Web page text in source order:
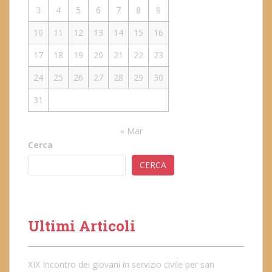
3
4 5 6 7 8
9
10
11 12 13 14 15
16
17
18 19 20 21 22
23
24
25 26 27 28 29
30
31
« Mar
Cerca
CERCA
Ultimi Articoli
XIX Incontro dei giovani in servizio civile per san